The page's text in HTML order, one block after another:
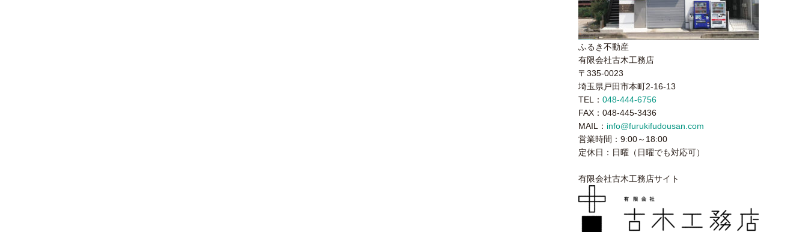
ふるき不動産
有限会社古木工務店
〒335-0023
埼玉県戸田市本町2-16-13
TEL： 048-444-6756
FAX：048-445-3436
MAIL： info@furukifudousan.com
営業時間：9:00～18:00
定休日：日曜（日曜でも対応可）
有限会社古木工務店サイト